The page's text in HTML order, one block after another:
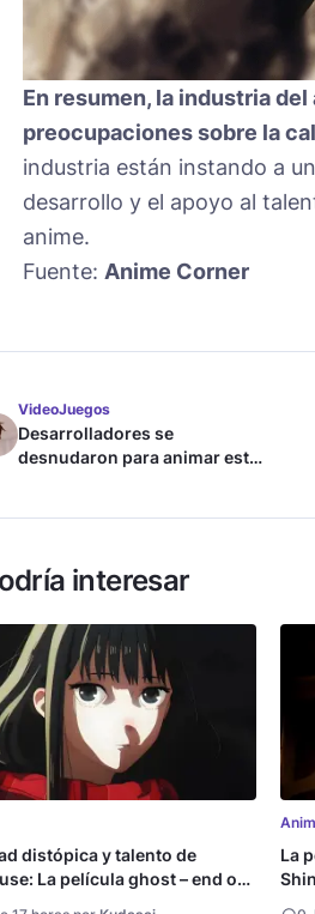
En resumen, la industria
preocupaciones sobre la
industria están instando a
desarrollo y el apoyo al
anime.
Fuente: Anime Corner
VideoJuegos
Desarrolladores se
desnudaron para animar este
interesar
distópica y talento de
La película ghost – end of
La